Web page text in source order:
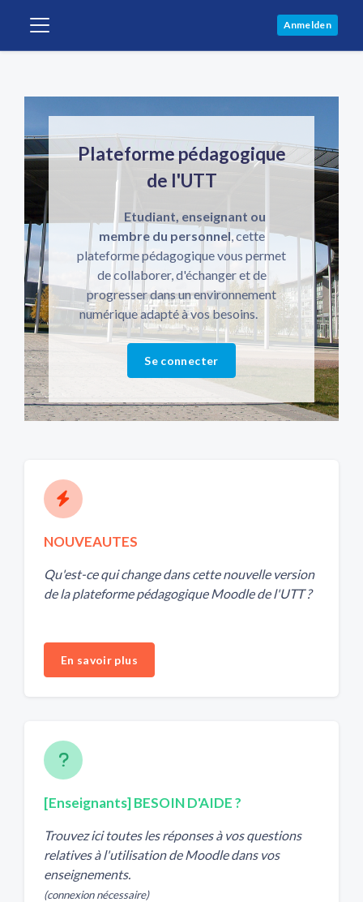
Anmelden
Plateforme pédagogique
de l'UTT
Etudiant, enseignant ou
membre du personnel , cette
plateforme pédagogique vous permet
de collaborer, d'échanger et de
progresser dans un environnement
numérique adapté à vos besoins.
Se connecter
NOUVEAUTES
Qu'est-ce qui change dans cette nouvelle version
de la plateforme pédagogique Moodle de l'UTT ?
En savoir plus
[Enseignants] BESOIN D'AIDE ?
Trouvez ici toutes les réponses à vos questions
relatives à l'utilisation de Moodle dans vos
enseignements.
(connexion nécessaire)